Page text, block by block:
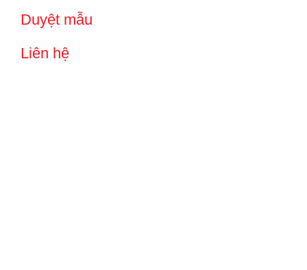
Duyệt mẫu
Liên hệ